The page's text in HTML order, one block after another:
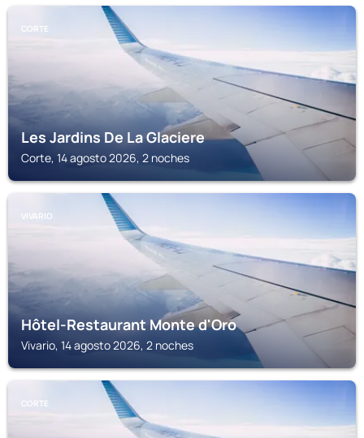
CORTE
Les Jardins De La Glaciere
Corte, 14 agosto 2026, 2 noches
VIVARIO
Hôtel-Restaurant Monte d'Oro
Vivario, 14 agosto 2026, 2 noches
CORTE